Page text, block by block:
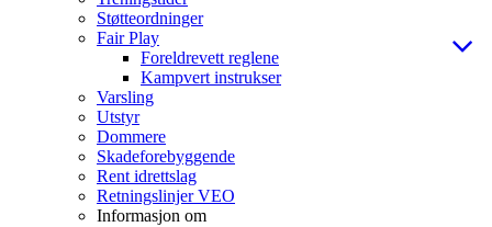
Støtteordninger
Fair Play
Foreldrevett reglene
Kampvert instrukser
Varsling
Utstyr
Dommere
Skadeforebyggende
Rent idrettslag
Retningslinjer VEO
Informasjon om